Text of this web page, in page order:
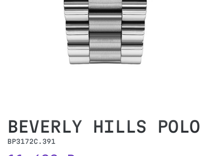
BEVERLY HILLS POLO
BP3172C.391